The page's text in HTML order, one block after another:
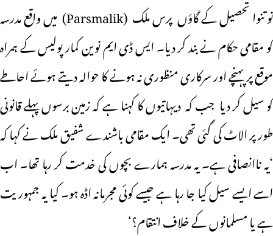
نو تنوا تحصیل کے گاؤں پرس ملک (Parsmalik) میں واقع مدرسہ
کو مقامی حکام نے بند کر دیا۔ ایس ڈی ایم نوین کمار پولیس کے ہمراہ
موقع پر پہنچے اور سرکاری منظوری نہ ہونے کا حوالہ دیتے ہوئے احاطے
کو سیل کر دیا جب کہ دیہاتیوں کا کہنا ہے کہ زمین برسوں پہلے قانونی
طور پر الاٹ کی گئی تھی۔ ایک مقامی باشندے شفیق ملک نے کہا کہ
‘یہ ناانصافی ہے۔ یہ مدرسہ ہمارے بچوں کی خدمت کر رہا تھا۔ اب
اسے ایسے سیل کیا جا رہا ہے جیسے کوئی مجرمانہ اڈہ ہو۔ کیا یہ جمہوریت
ہے یا مسلمانوں کے خلاف انتقام؟‘